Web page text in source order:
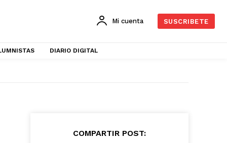
Mi cuenta SUSCRIBETE
DIARIO DIGITAL
COMPARTIR POST: